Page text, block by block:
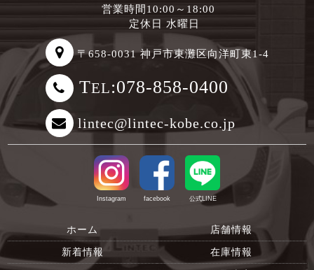
営業時間10:00～18:00
定休日 水曜日
〒658-0031 神戸市東灘区向洋町東1-4
TEL:078-858-0400
lintec@lintec-kobe.co.jp
Instagram facebook 公式LINE
ホーム 店舗情報
新着情報 在庫情報